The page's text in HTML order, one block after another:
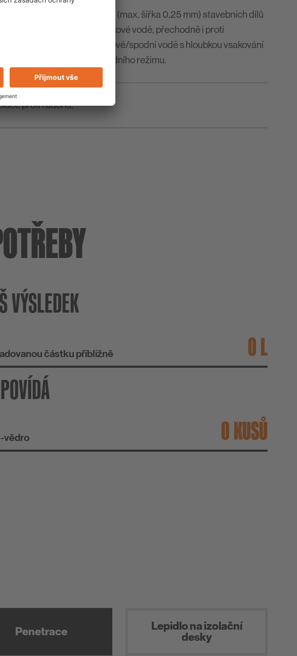
vnějších pracovních spár (max. šířka 0,25 mm) stavebních dílů
proti zemní vlhkosti a netlakové vodě, přechodně i proti
vsakující se vodě a tlakové/spodní vodě s hloubkou vsakování
Vhodná i pro zóny změny vodního režimu.
proti radonu.
VÝSLEDEK
částku přibližně L
vědro KUSŮ
Penetrace
Lepidlo na izolační
desky